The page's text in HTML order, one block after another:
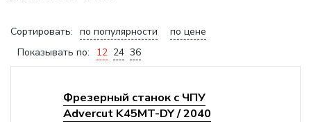
Сортировать: по популярности
по цене
Показывать по:
12 24 36
Фрезерный станок с ЧПУ
Advercut K45MT-DY / 2040